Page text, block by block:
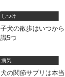
しつけ
子犬の散歩はいつか
識5つ
病気
犬の関節サプリは本